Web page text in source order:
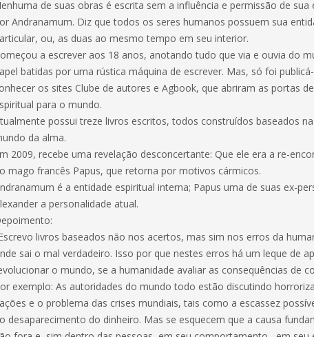
de suas obras é escrita sem a influência e permissão de
Andranamum. Diz que todos os seres humanos possuem sua
ou, as duas ao mesmo tempo em seu interior.
a escrever aos 18 anos, anotando tudo que via e ouvia do
batidas por uma rústica máquina de escrever. Mas, só foi
os sites Clube de autores e Agbook, que abriram as portas
para o mundo.
possui treze livros escritos, todos construídos baseados
da alma.
2009, recebe uma revelação desconcertante: Que ele era a re-
mago francês Papus, que retorna por motivos cármicos.
é a entidade espiritual interna; Papus uma de suas ex-
a personalidade atual.
livros baseados não nos acertos, mas sim nos erros da
sai o mal verdadeiro. Isso por que nestes erros há um leque de
o mundo, se a humanidade avaliar as consequências de
exemplo: As autoridades do mundo todo estão discutindo
e o problema das crises mundiais, tais como a escassez
desaparecimento do dinheiro. Mas se esquecem que a causa